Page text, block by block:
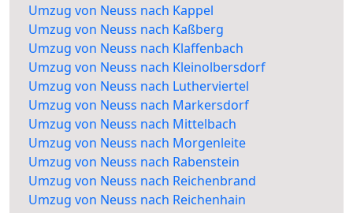
Umzug von Neuss nach Kappel
Umzug von Neuss nach Kaßberg
Umzug von Neuss nach Klaffenbach
Umzug von Neuss nach Kleinolbersdorf
Umzug von Neuss nach Lutherviertel
Umzug von Neuss nach Markersdorf
Umzug von Neuss nach Mittelbach
Umzug von Neuss nach Morgenleite
Umzug von Neuss nach Rabenstein
Umzug von Neuss nach Reichenbrand
Umzug von Neuss nach Reichenhain